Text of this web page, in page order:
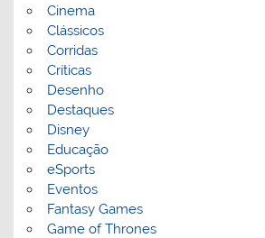
Cinema
Clássicos
Corridas
Críticas
Desenho
Destaques
Disney
Educação
eSports
Eventos
Fantasy Games
Game of Thrones